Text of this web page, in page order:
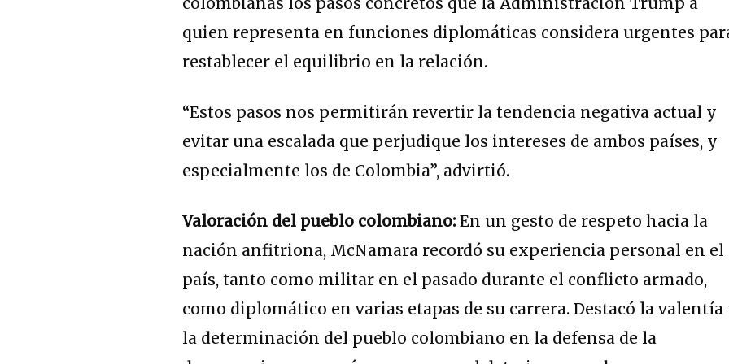
quien representa en funciones diplomáticas considera urgentes
restablecer el equilibrio en la relación.
“Estos pasos nos permitirán revertir la tendencia negativa actual y
evitar una escalada que perjudique los intereses de ambos países, y
especialmente los de Colombia”, advirtió.
Valoración del pueblo colombiano:En un gesto de respeto hacia la
nación anfitriona, McNamara recordó su experiencia personal en el
país, tanto como militar en el pasado durante el conflicto armado,
como diplomático en varias etapas de su carrera. Destacó la valentía
la determinación del pueblo colombiano en la defensa de la